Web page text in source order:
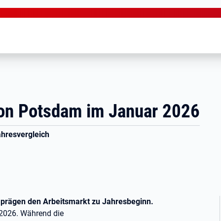
Potsdam im Januar 2026
den Arbeitsmarkt zu Jahresbeginn.
Während die